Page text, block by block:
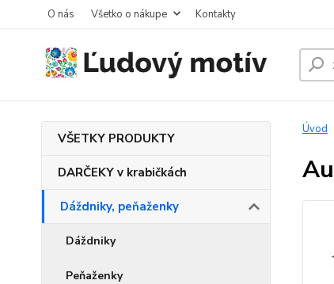
O nás Všetko o nákupe Kontakty
VŠETKY PRODUKTY
DARČEKY v krabičkách
Dáždniky, peňaženky
Dáždniky
Peňaženky
Úvod